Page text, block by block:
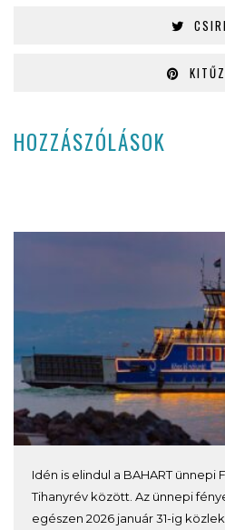
HOZZÁSZÓLÁSOK
Idén is elindul a BAHART
Tihanyrév között. Az ünnepi
egészen 2026 január 31-ig